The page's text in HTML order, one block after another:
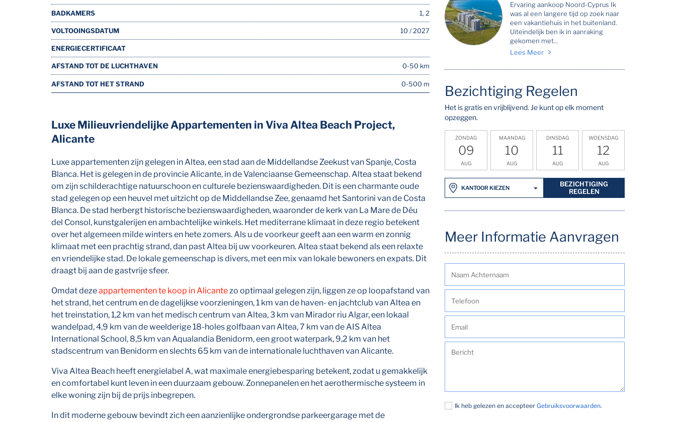
BADKAMERS 1, 2
VOLTOOINGSDATUM 10 / 2027
ENERGIECERTIFICAAT
AFSTAND TOT DE LUCHTHAVEN 0-50 km
AFSTAND TOT HET STRAND 0-500 m
Ervaring aankoop Noord-Cyprus Ik
was al een langere tijd op zoek naar
een vakantiehuis in het buitenland.
Uiteindelijk ben ik in aanraking
gekomen met...
Lees Meer
Bezichtiging Regelen
Het is gratis en vrijblijvend. Je kunt op elk moment
opzeggen.
ZONDAG
09
AUG
MAANDAG
10
AUG
DINSDAG
11
AUG
WOENSDAG
12
AUG
KANTOOR KIEZEN
BEZICHTIGING
REGELEN
Meer Informatie Aanvragen
Ik heb gelezen en accepteerGebruiksvoorwaarden.
Luxe Milieuvriendelijke Appartementen in Viva Altea Beach Project,
Alicante
Luxe appartementen zijn gelegen in Altea, een stad aan de Middellandse Zeekust van Spanje, Costa
Blanca. Het is gelegen in de provincie Alicante, in de Valenciaanse Gemeenschap. Altea staat bekend
om zijn schilderachtige natuurschoon en culturele bezienswaardigheden. Dit is een charmante oude
stad gelegen op een heuvel met uitzicht op de Middellandse Zee, genaamd het Santorini van de Costa
Blanca. De stad herbergt historische bezienswaardigheden, waaronder de kerk van La Mare de Déu
del Consol, kunstgalerijen en ambachtelijke winkels. Het mediterrane klimaat in deze regio betekent
over het algemeen milde winters en hete zomers. Als u de voorkeur geeft aan een warm en zonnig
klimaat met een prachtig strand, dan past Altea bij uw voorkeuren. Altea staat bekend als een relaxte
en vriendelijke stad. De lokale gemeenschap is divers, met een mix van lokale bewoners en expats. Dit
draagt bij aan de gastvrije sfeer.
Omdat dezeappartementen te koop in Alicantezo optimaal gelegen zijn, liggen ze op loopafstand van
het strand, het centrum en de dagelijkse voorzieningen, 1 km van de haven- en jachtclub van Altea en
het treinstation, 1,2 km van het medisch centrum van Altea, 3 km van Mirador riu Algar, een lokaal
wandelpad, 4,9 km van de weelderige 18-holes golfbaan van Altea, 7 km van de AIS Altea
International School, 8,5 km van Aqualandia Benidorm, een groot waterpark, 9,2 km van het
stadscentrum van Benidorm en slechts 65 km van de internationale luchthaven van Alicante.
Viva Altea Beach heeft energielabel A, wat maximale energiebesparing betekent, zodat u gemakkelijk
en comfortabel kunt leven in een duurzaam gebouw. Zonnepanelen en het aerothermische systeem in
elke woning zijn bij de prijs inbegrepen.
In dit moderne gebouw bevindt zich een aanzienlijke ondergrondse parkeergarage met de